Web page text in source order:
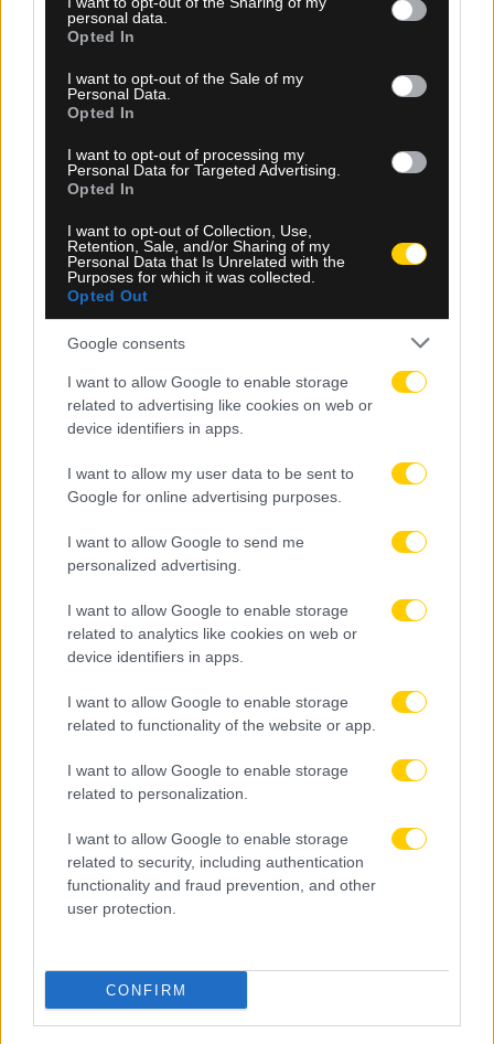
grant or deny consent to Google and its third-party tags to
use your data for below specified purposes in below Google
consent section.
personal data.
Opted In
I want to opt-out of the Sale of my
Personal Data.
Opted In
I want to opt-out of processing my
Personal Data for Targeted Advertising.
Opted In
I want to opt-out of Collection, Use,
Retention, Sale, and/or Sharing of my
Personal Data that Is Unrelated with the
Purposes for which it was collected.
Opted Out
Google consents
I want to allow Google to enable storage
related to advertising like cookies on web or
device identifiers in apps.
I want to allow my user data to be sent to
Google for online advertising purposes.
I want to allow Google to send me
personalized advertising.
I want to allow Google to enable storage
related to analytics like cookies on web or
device identifiers in apps.
I want to allow Google to enable storage
related to functionality of the website or app.
I want to allow Google to enable storage
related to personalization.
I want to allow Google to enable storage
related to security, including authentication
functionality and fraud prevention, and other
user protection.
CONFIRM
06.08.2026, 23:40
Δίχως νίκη οι ελληνικές ομάδες στην Ευρώπη
Τα highlights του ΠΑΟΚ – Άντερλεχτ (VIDEO)